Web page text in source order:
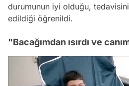
durumunun iyi olduğu,
edildiği öğrenildi.
"Bacağımdan ısırdı ve